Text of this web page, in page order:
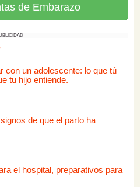
de Embarazo
con un adolescente: lo que tú
tu hijo entiende.
de que el parto ha
el hospital, preparativos para